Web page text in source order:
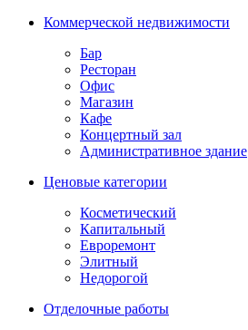
Коммерческой недвижимости
Бар
Ресторан
Офис
Магазин
Кафе
Концертный зал
Административное здание
Ценовые категории
Косметический
Капитальный
Евроремонт
Элитный
Недорогой
Отделочные работы